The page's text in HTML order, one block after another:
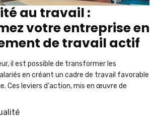
au travail :
votre entreprise en
de travail actif
il est possible de transformer les
en créant un cadre de travail favorable
Ces leviers d'action, mis en œuvre de